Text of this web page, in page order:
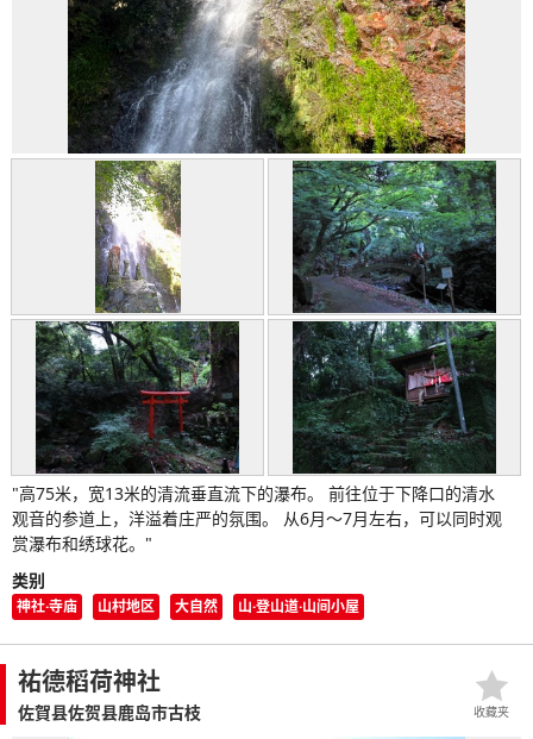
"高75米，宽13米的清流垂直流下的瀑布。 前往位于下降口的清水
观音的参道上，洋溢着庄严的氛围。 从6月～7月左右，可以同时观
赏瀑布和绣球花。"
类别
神社·寺庙 山村地区 大自然 山·登山道·山间小屋
祐德稻荷神社
佐賀县佐贺县鹿岛市古枝 收藏夹